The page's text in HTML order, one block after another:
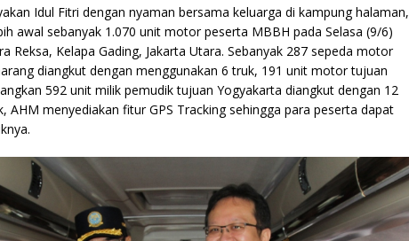
Idul Fitri dengan nyaman bersama keluarga di kampung halaman,
awal sebanyak 1.070 unit motor peserta MBBH pada Selasa (9/6)
Reksa, Kelapa Gading, Jakarta Utara. Sebanyak 287 sepeda motor
diangkut dengan menggunakan 6 truk, 191 unit motor tujuan
592 unit milik pemudik tujuan Yogyakarta diangkut dengan 12
AHM menyediakan fitur GPS Tracking sehingga para peserta dapat